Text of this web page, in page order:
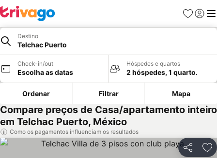
Favoritos
Iniciar
Destino
Telchac Puerto
Check-in/out
Escolha as datas
Hóspedes e quartos
2 hóspedes, 1 quarto.
Ordenar Filtrar Mapa
Compare preços de Casa/apartamento inteiro
em Telchac Puerto, México
Como os pagamentos influenciam os resultados
Partilhar